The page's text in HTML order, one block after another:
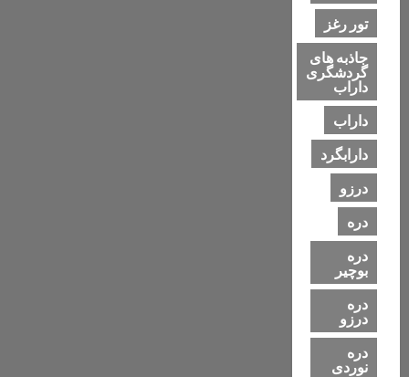
تور رغز
جاذبه های
گردشگری
داراب
داراب
دارابگرد
درزو
دره
دره
بوچیر
دره
درزو
دره
نوردی